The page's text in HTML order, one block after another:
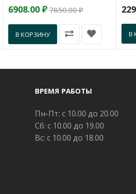
6908.00 ₽ 7850.00 ₽
В КОРЗИНУ В
ВРЕМЯ РАБОТЫ
Пн-Пт: с 10.00 до 20.00
Сб: с 10.00 до 19.00
Вс: с 10.00 до 18.00